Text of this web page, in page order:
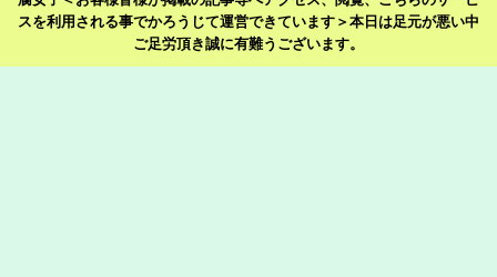
スを利用される事でかろうじて運営できています＞本日は足元が悪い中
ご足労頂き誠に有難うございます。